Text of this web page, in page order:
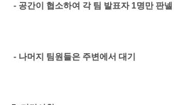
- 공간이 협소하여 각 팀 발표자 1명만 판
- 나머지 팀원들은 주변에서 대기